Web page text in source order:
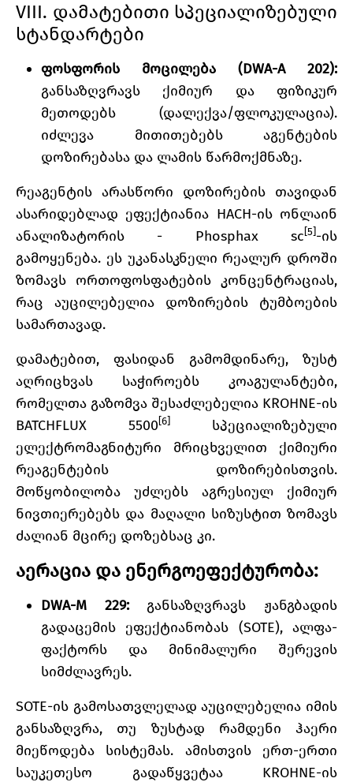
VIII. დამატებითი სპეციალიზებული
სტანდარტები
ფოსფორის მოცილება (DWA-A 202):
განსაზღვრავს ქიმიურ და ფიზიკურ
მეთოდებს (დალექვა/ფლოკულაცია).
იძლევა მითითებებს აგენტების
დოზირებასა და ლამის წარმოქმნაზე.
რეაგენტის არასწორი დოზირების თავიდან
ასარიდებლად ეფექტიანია HACH-ის ონლაინ
ანალიზატორის - Phosphax sc[5]-ის
გამოყენება. ეს უკანასკნელი რეალურ დროში
ზომავს ორთოფოსფატების კონცენტრაციას,
რაც აუცილებელია დოზირების ტუმბოების
სამართავად.
დამატებით, ფასიდან გამომდინარე, ზუსტ
აღრიცხვას საჭიროებს კოაგულანტები,
რომელთა გაზომვა შესაძლებელია KROHNE-ის
BATCHFLUX 5500[6]
სპეციალიზებული
ელექტრომაგნიტური მრიცხველით ქიმიური
რეაგენტების დოზირებისთვის.
Მოწყობილობა უძლებს აგრესიულ ქიმიურ
ნივთიერებებს და მაღალი სიზუსტით ზომავს
ძალიან მცირე დოზებსაც კი.
აერაცია და ენერგოეფექტურობა:
DWA-M 229:განსაზღვრავს ჟანგბადის
გადაცემის ეფექტიანობას (SOTE), ალფა-
ფაქტორს და მინიმალური შერევის
სიმძლავრეს.
SOTE-ის გამოსათვლელად აუცილებელია იმის
განსაზღვრა, თუ ზუსტად რამდენი ჰაერი
მიეწოდება სისტემას. ამისთვის ერთ-ერთი
საუკეთესო გადაწყვეტაა KROHNE-ის